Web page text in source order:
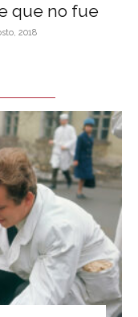
que no fue
2018